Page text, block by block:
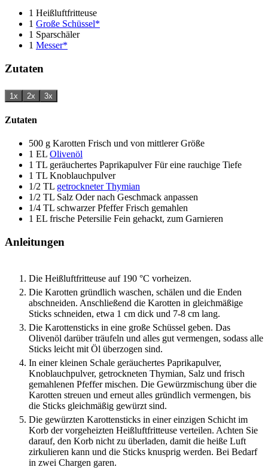
1 Heißluftfritteuse
1 Große Schüssel*
1 Sparschäler
1 Messer*
Zutaten
1x 2x 3x
Zutaten
500 g Karotten Frisch und von mittlerer Größe
1 EL Olivenöl
1 TL geräuchertes Paprikapulver Für eine rauchige Tiefe
1 TL Knoblauchpulver
1/2 TL getrockneter Thymian
1/2 TL Salz Oder nach Geschmack anpassen
1/4 TL schwarzer Pfeffer Frisch gemahlen
1 EL frische Petersilie Fein gehackt, zum Garnieren
Anleitungen
Die Heißluftfritteuse auf 190 °C vorheizen.
Die Karotten gründlich waschen, schälen und die Enden
abschneiden. Anschließend die Karotten in gleichmäßige
Sticks schneiden, etwa 1 cm dick und 7-8 cm lang.
Die Karottensticks in eine große Schüssel geben. Das
Olivenöl darüber träufeln und alles gut vermengen, sodass alle
Sticks leicht mit Öl überzogen sind.
In einer kleinen Schale geräuchertes Paprikapulver,
Knoblauchpulver, getrockneten Thymian, Salz und frisch
gemahlenen Pfeffer mischen. Die Gewürzmischung über die
Karotten streuen und erneut alles gründlich vermengen, bis
die Sticks gleichmäßig gewürzt sind.
Die gewürzten Karottensticks in einer einzigen Schicht im
Korb der vorgeheizten Heißluftfritteuse verteilen. Achten Sie
darauf, den Korb nicht zu überladen, damit die heiße Luft
zirkulieren kann und die Sticks knusprig werden. Bei Bedarf
in zwei Chargen garen.